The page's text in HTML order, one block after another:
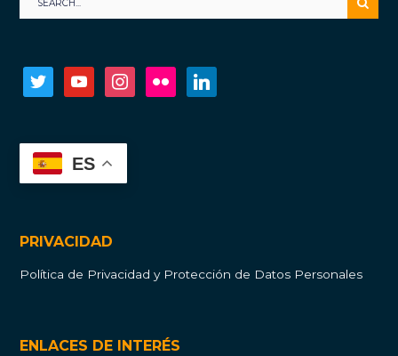
twitter youtube instagramflickr
ES
PRIVACIDAD
Política de Privacidad y Protección de Datos Personales
ENLACES DE INTERÉS